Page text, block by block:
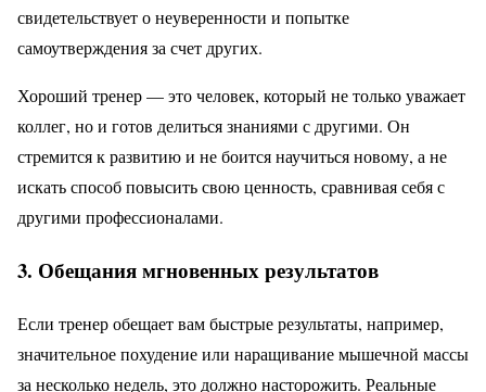
свидетельствует о неуверенности и попытке
самоутверждения за счет других.
Хороший тренер — это человек, который не только уважает
коллег, но и готов делиться знаниями с другими. Он
стремится к развитию и не боится научиться новому, а не
искать способ повысить свою ценность, сравнивая себя с
другими профессионалами.
3. Обещания мгновенных результатов
Если тренер обещает вам быстрые результаты, например,
значительное похудение или наращивание мышечной массы
за несколько недель, это должно насторожить. Реальные